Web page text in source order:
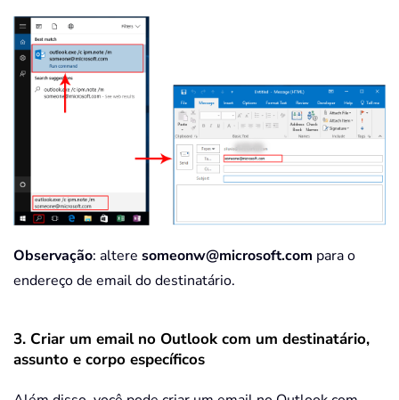
Observação: altere someonw@microsoft.com para o
endereço de email do destinatário.
3. Criar um email no Outlook com um destinatário,
assunto e corpo específicos